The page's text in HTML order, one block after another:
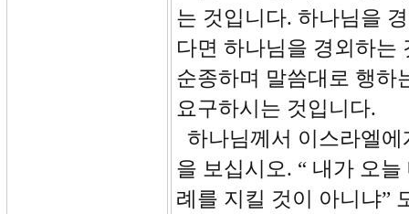
는 것입니다. 하나님을
다면 하나님을 경외하는
순종하며 말씀대로 행하
요구하시는 것입니다.
하나님께서 이스라엘
을 보십시오. “ 내가 오
례를 지킬 것이 아니냐”